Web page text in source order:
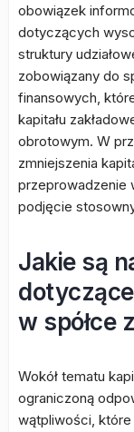
obowiązek
dotyczących
struktury
zobowiązany do
finansowych,
kapitału
obrotowym. W
zmniejszenia
przeprowadzenie
podjęcie
Jakie są
dotyczące
w spółce
Wokół tematu
ograniczoną
wątpliwości,